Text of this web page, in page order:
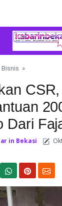
Bisnis »
Dari
in Bekasi